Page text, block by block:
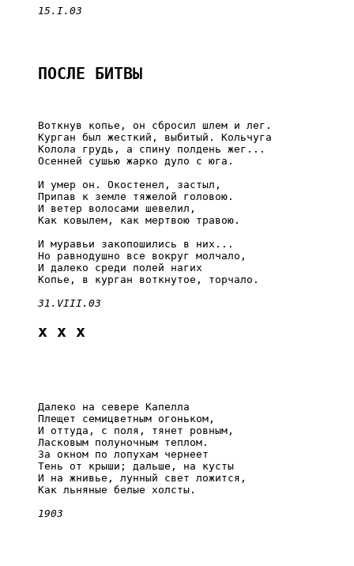
15.I.03
ПОСЛЕ БИТВЫ
     Воткнув копье, он сбросил шлем и лег.
     Курган был жесткий, выбитый. Кольчуга
     Колола грудь, а спину полдень жег...
     Осенней сушью жарко дуло с юга.
     И умер он. Окостенел, застыл,
     Припав к земле тяжелой головою.
     И ветер волосами шевелил,
     Как ковылем, как мертвою травою.
     И муравьи закопошились в них...
     Но равнодушно все вокруг молчало,
     И далеко среди полей нагих
     Копье, в курган воткнутое, торчало.
31.VIII.03
x x x
     Далеко на севере Капелла
     Плещет семицветным огоньком,
     И оттуда, с поля, тянет ровным,
     Ласковым полуночным теплом.
     За окном по лопухам чернеет
     Тень от крыши; дальше, на кусты
     И на жнивье, лунный свет ложится,
     Как льняные белые холсты.
1903